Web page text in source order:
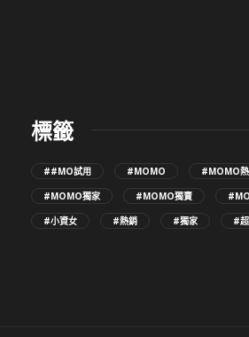
標籤
##MO試用 #MOMO
#MOMO
#MOMO獨家
#MOMO獨賣
#小資女
#熱銷 #獨家 #